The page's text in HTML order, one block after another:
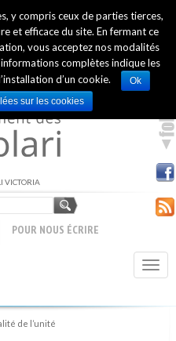
WEBSITE
VICTORIA
POUR NOUS ÉCRIRE
de l’unité
y compris ceux de parties tierces,
et efficace du site. En fermant ce
vous acceptez nos modalités
complètes indique les
d’un cookie.
Ok
sur les cookies